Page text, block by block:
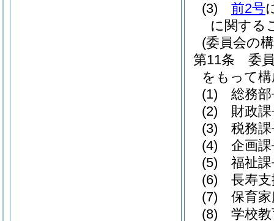
(3)
前2号
に関する
(委員会の
第11条
委
をもって
(1)
総務
(2)
財政
(3)
税務
(4)
企画
(5)
福祉
(6)
長寿
(7)
保育
(8)
学校